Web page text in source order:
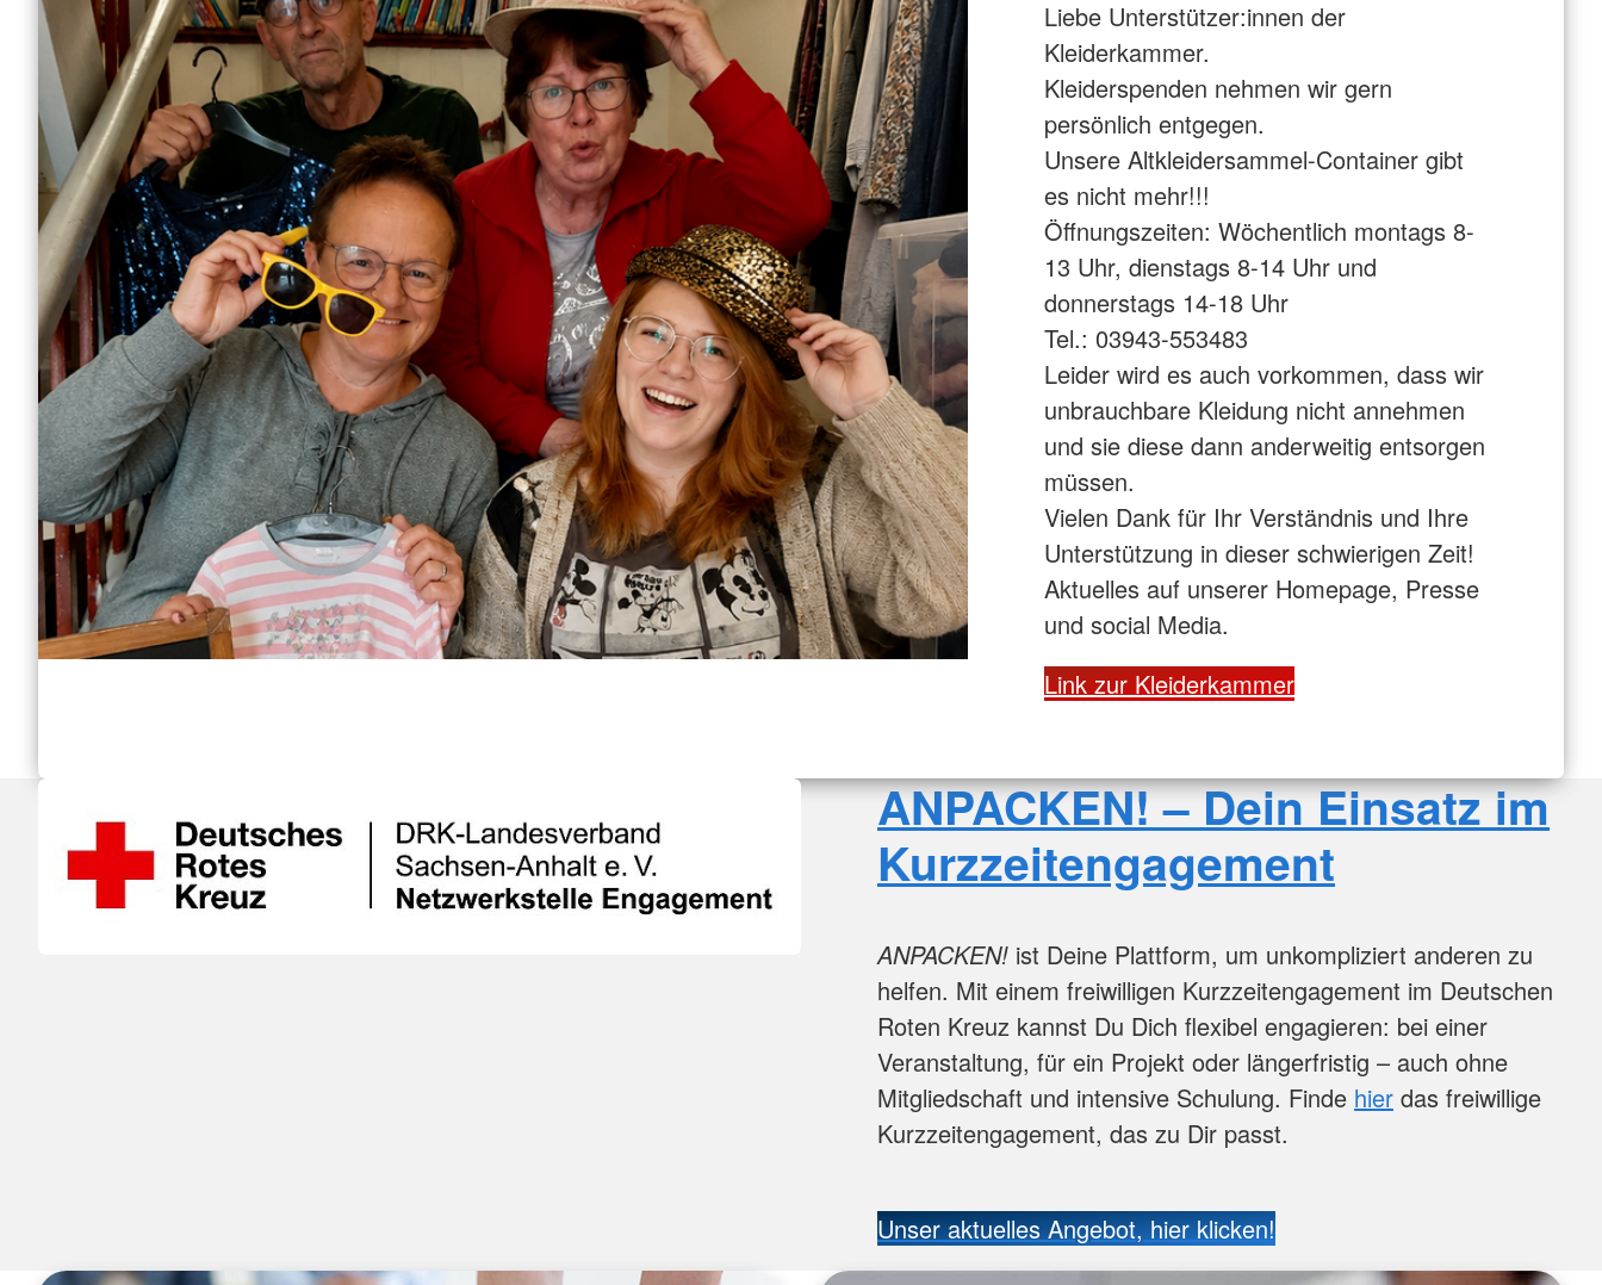
Liebe Unterstützer:innen der
Kleiderkammer.
Kleiderspenden nehmen wir gern
persönlich entgegen.
Unsere Altkleidersammel-Container gibt
es nicht mehr!!!
Öffnungszeiten: Wöchentlich montags 8-
13 Uhr, dienstags 8-14 Uhr und
donnerstags 14-18 Uhr
Tel.: 03943-553483
Leider wird es auch vorkommen, dass wir
unbrauchbare Kleidung nicht annehmen
und sie diese dann anderweitig entsorgen
müssen.
Vielen Dank für Ihr Verständnis und Ihre
Unterstützung in dieser schwierigen Zeit!
Aktuelles auf unserer Homepage, Presse
und social Media.
Link zur Kleiderkammer
ANPACKEN! – Dein Einsatz im
Kurzzeitengagement
ANPACKEN! ist Deine Plattform, um unkompliziert anderen zu
helfen. Mit einem freiwilligen Kurzzeitengagement im Deutschen
Roten Kreuz kannst Du Dich flexibel engagieren: bei einer
Veranstaltung, für ein Projekt oder längerfristig – auch ohne
Mitgliedschaft und intensive Schulung. Finde hier das freiwillige
Kurzzeitengagement, das zu Dir passt.
Unser aktuelles Angebot, hier klicken!